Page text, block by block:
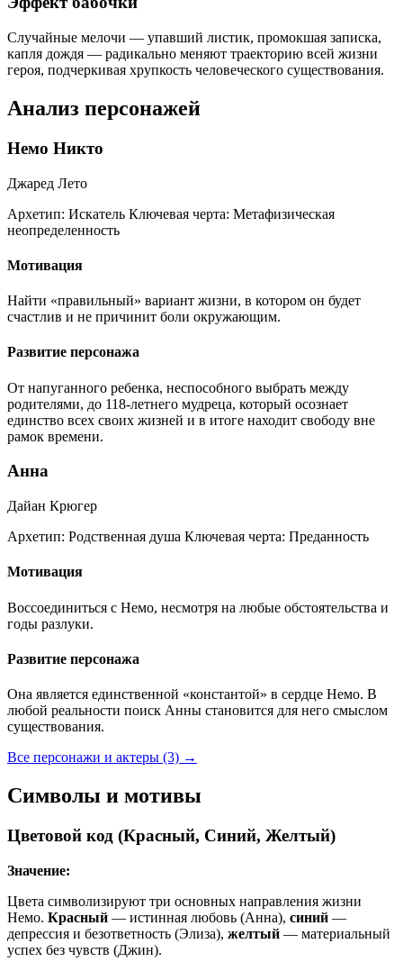
Случайные мелочи — упавший листик, промокшая записка,
капля дождя — радикально меняют траекторию всей жизни
героя, подчеркивая хрупкость человеческого существования.
Анализ персонажей
Немо Никто
Джаред Лето
Архетип: Искатель Ключевая черта: Метафизическая
неопределенность
Мотивация
Найти «правильный» вариант жизни, в котором он будет
счастлив и не причинит боли окружающим.
Развитие персонажа
От напуганного ребенка, неспособного выбрать между
родителями, до 118-летнего мудреца, который осознает
единство всех своих жизней и в итоге находит свободу вне
рамок времени.
Анна
Дайан Крюгер
Архетип: Родственная душа Ключевая черта: Преданность
Мотивация
Воссоединиться с Немо, несмотря на любые обстоятельства и
годы разлуки.
Развитие персонажа
Она является единственной «константой» в сердце Немо. В
любой реальности поиск Анны становится для него смыслом
существования.
Все персонажи и актеры (3) →
Символы и мотивы
Цветовой код (Красный, Синий, Желтый)
Значение:
Цвета символизируют три основных направления жизни
Немо. Красный — истинная любовь (Анна), синий —
депрессия и безответность (Элиза), желтый — материальный
успех без чувств (Джин).